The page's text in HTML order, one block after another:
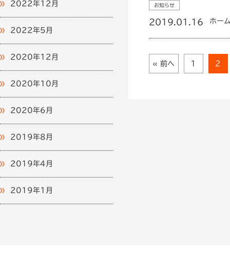
2022年12月
2022年5月
2020年12月
2020年10月
2020年6月
2019年8月
2019年4月
2019年1月
お知らせ
2019.01.16 ホー
« 前へ 1 2